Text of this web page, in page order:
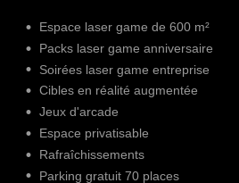
Espace laser game de 600 m²
Packs laser game anniversaire
Soirées laser game entreprise
Cibles en réalité augmentée
Jeux d'arcade
Espace privatisable
Rafraîchissements
Parking gratuit 70 places